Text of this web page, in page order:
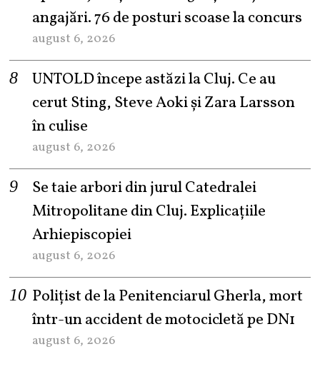
angajări. 76 de posturi scoase la concurs
august 6, 2026
UNTOLD începe astăzi la Cluj. Ce au
cerut Sting, Steve Aoki și Zara Larsson
în culise
august 6, 2026
Se taie arbori din jurul Catedralei
Mitropolitane din Cluj. Explicațiile
Arhiepiscopiei
august 6, 2026
Polițist de la Penitenciarul Gherla, mort
într-un accident de motocicletă pe DN1
august 6, 2026